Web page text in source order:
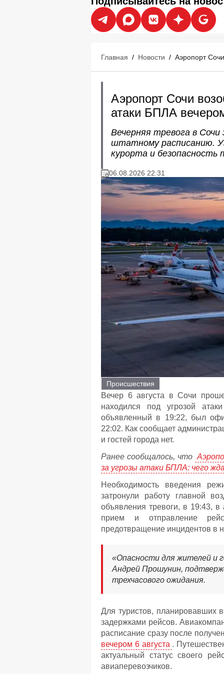
Главная / Новости / Аэропорт
Аэропорт Сочи
атаки БПЛА
Вечерняя тревога в
штатному расписанию.
курорта и безопасность
06.08.2026 22:31
Происшествия
Вечер 6 августа в Сочи
находился под угрозой
объявленный в 19:22, был
22:02. Как сообщает
и гостей города нет.
Ранее сообщалось, что
за угрозы атаки БПЛА: чего
Необходимость введения
затронули работу главной
объявления тревоги, в 19:43,
прием и отправление
предотвращение инцидентов в
«Опасности для жителей и
Андрей Прошунин,
трехчасового ожидания.
Для туристов, планировавших
задержками рейсов.
расписание сразу после
вечером 6 августа .
актуальный статус своего
авиаперевозчиков.